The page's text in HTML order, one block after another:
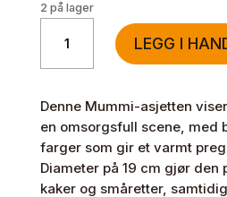
2 på lager
asjett
19cm
antall
LEGG I
Denne Mummi-asjetten
en omsorgsfull scene, med
farger som gir et varmt
Diameter på 19 cm gjør den
kaker og småretter,